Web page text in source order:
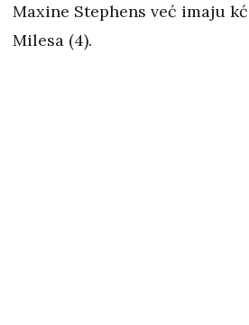
Maxine Stephens već imaju
Milesa (4).